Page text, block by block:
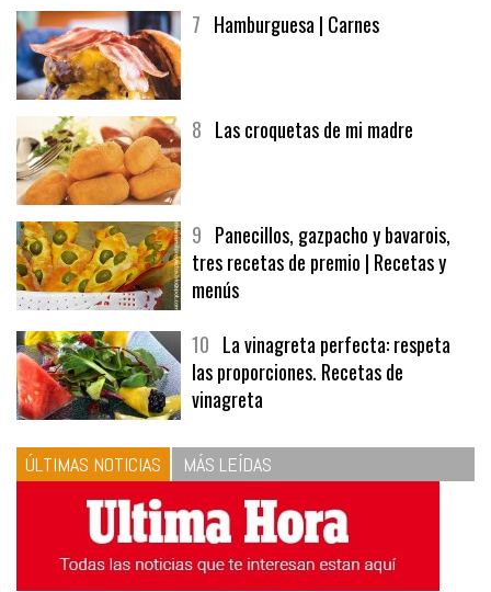
9Panecillos, gazpacho y bavarois,
tres recetas de premio | Recetas y
menús
10La vinagreta perfecta: respeta
las proporciones. Recetas de
vinagreta
ÚLTIMAS NOTICIAS MÁS LEÍDAS